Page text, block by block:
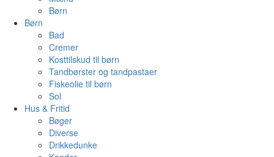
Børn
Børn
Bad
Cremer
Kosttilskud til børn
Tandbørster og tandpastaer
Fiskeolie til børn
Sol
Hus & Fritid
Bøger
Diverse
Drikkedunke